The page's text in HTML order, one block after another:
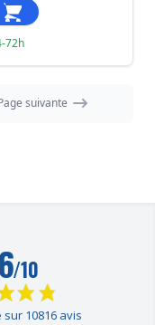
72h
suivante